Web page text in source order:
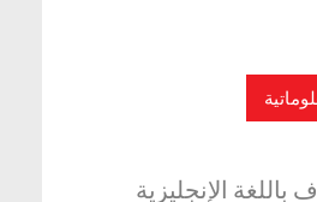
الإنجليزية